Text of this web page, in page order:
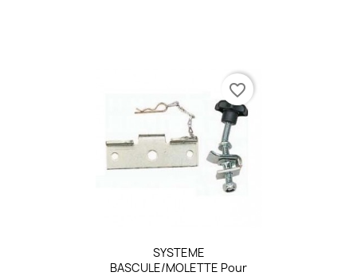
SYSTEME
BASCULE/MOLETTE Pour
favorite_border